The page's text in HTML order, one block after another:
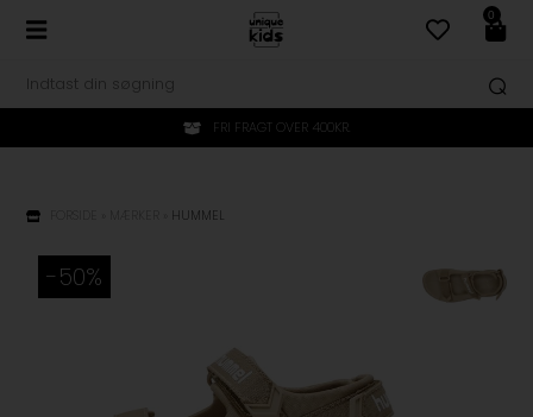
0
FRI FRAGT OVER 400KR.
HUMMEL
-50%